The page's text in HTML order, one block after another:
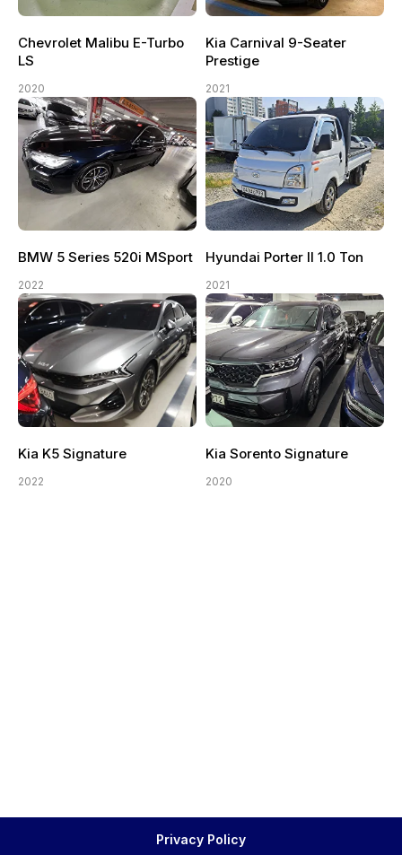
Chevrolet Malibu E-Turbo
LS
2020
Kia Carnival 9-Seater
Prestige
2021
BMW 5 Series 520i MSport
2022
Hyundai Porter II 1.0 Ton
2021
Kia K5 Signature
2022
Kia Sorento Signature
2020
Privacy Policy